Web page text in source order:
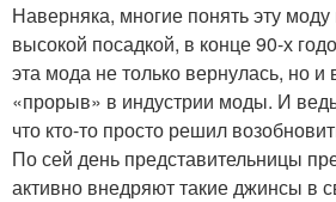
Наверняка, многие понять эту
высокой посадкой, в конце 90-х
эта мода не только вернулась, но
«прорыв» в индустрии моды. И
что кто-то просто решил
По сей день представительницы
активно внедряют такие джинсы в